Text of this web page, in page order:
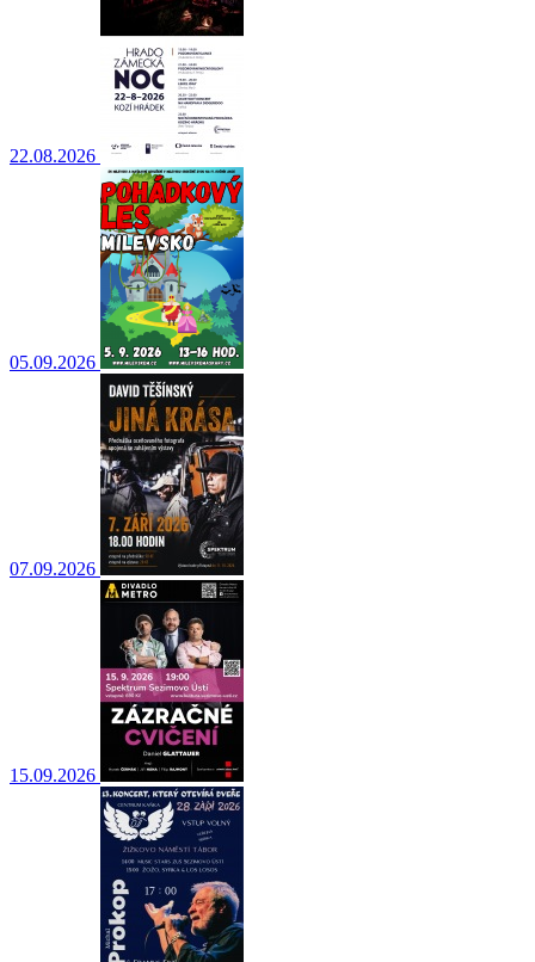
22.08.2026
05.09.2026
07.09.2026
15.09.2026